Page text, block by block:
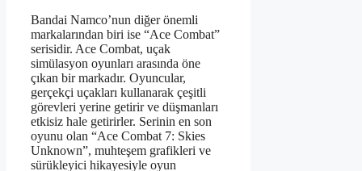
Bandai Namco’nun diğer önemli
markalarından biri ise “Ace Combat”
serisidir. Ace Combat, uçak
simülasyon oyunları arasında öne
çıkan bir markadır. Oyuncular,
gerçekçi uçakları kullanarak çeşitli
görevleri yerine getirir ve düşmanları
etkisiz hale getirirler. Serinin en son
oyunu olan “Ace Combat 7: Skies
Unknown”, muhteşem grafikleri ve
sürükleyici hikayesiyle oyun